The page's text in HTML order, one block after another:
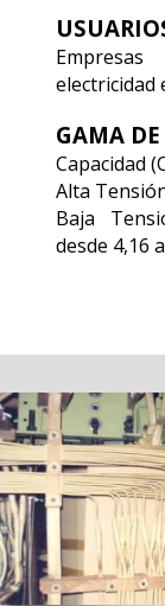
electricidad
GAMA
Capacidad
Alta
Baja
desde 4,16